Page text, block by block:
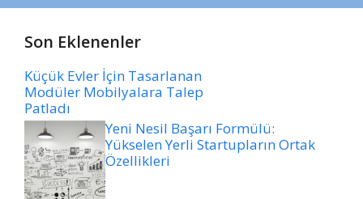
Son Eklenenler
Küçük Evler İçin Tasarlanan
Modüler Mobilyalara Talep
Patladı
Yeni Nesil Başarı Formülü:
Yükselen Yerli Startupların Ortak
Özellikleri